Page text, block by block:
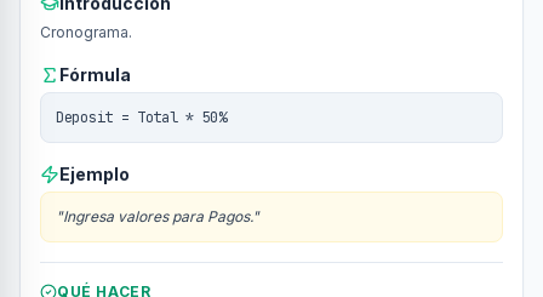
Cronograma.
Fórmula
Deposit = Total * 50%
Ejemplo
"Ingresa valores para Pagos."
QUÉ HACER